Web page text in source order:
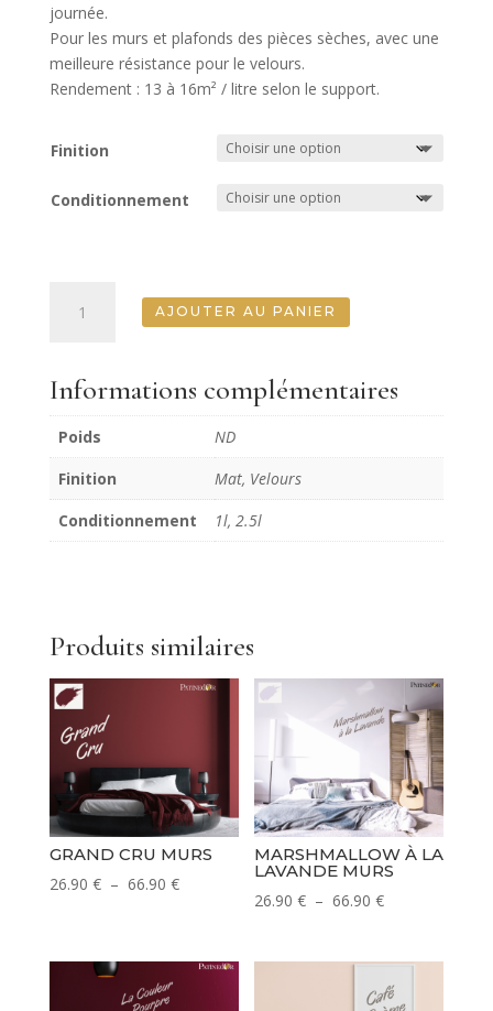
journée.
Pour les murs et plafonds des pièces sèches, avec une
meilleure résistance pour le velours.
Rendement : 13 à 16m² / litre selon le support.
Finition
Conditionnement
Japon
Murs
AJOUTER AU PANIER
Informations complémentaires
Poids
ND
Finition
Mat, Velours
Conditionnement
1l, 2.5l
Produits similaires
GRAND CRU MURS
26.90 € – 66.90 €Plage
26.90 €
MARSHMALLOW À LA
LAVANDE MURS
26.90€ – 66.90€Plage
prix :
26.90 €